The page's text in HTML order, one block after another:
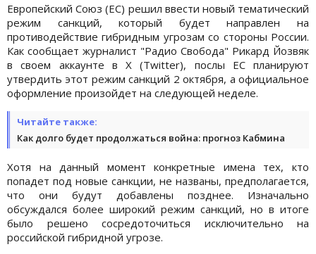
Европейский Союз (ЕС) решил ввести новый тематический
режим санкций, который будет направлен на
противодействие гибридным угрозам со стороны России.
Как сообщает журналист "Радио Свобода" Рикард Йозвяк
в своем аккаунте в Х (Twitter), послы ЕС планируют
утвердить этот режим санкций 2 октября, а официальное
оформление произойдет на следующей неделе.
Читайте также:
Как долго будет продолжаться война: прогноз Кабмина
Хотя на данный момент конкретные имена тех, кто
попадет под новые санкции, не названы, предполагается,
что они будут добавлены позднее. Изначально
обсуждался более широкий режим санкций, но в итоге
было решено сосредоточиться исключительно на
российской гибридной угрозе.